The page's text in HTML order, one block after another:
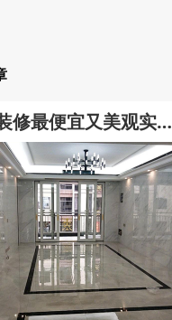
修最便宜又美观实用
!